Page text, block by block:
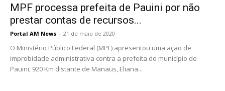
MPF processa prefeita de Pauini por não
prestar contas de recursos...
Portal AM News - 21 de maio de 2020
O Ministério Público Federal (MPF) apresentou uma ação de
improbidade administrativa contra a prefeita do município de
Pauini, 920 Km distante de Manaus, Eliana...